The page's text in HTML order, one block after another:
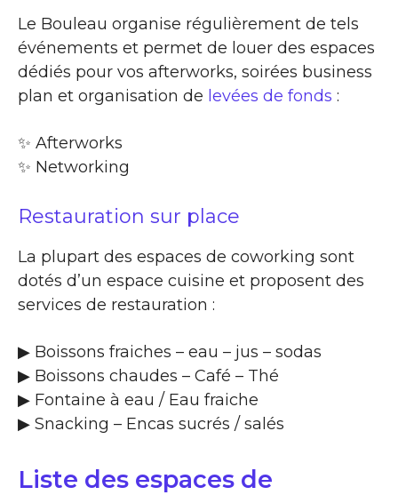
Le Bouleau organise régulièrement de tels
événements et permet de louer des espaces
dédiés pour vos afterworks, soirées business
plan et organisation de levées de fonds :
✨​ Afterworks
✨​ Networking
Restauration sur place
La plupart des espaces de coworking sont
dotés d’un espace cuisine et proposent des
services de restauration :
▶​ Boissons fraiches – eau – jus – sodas
▶​ Boissons chaudes – Café – Thé
▶​ Fontaine à eau / Eau fraiche
▶​ Snacking – Encas sucrés / salés
Liste des espaces de